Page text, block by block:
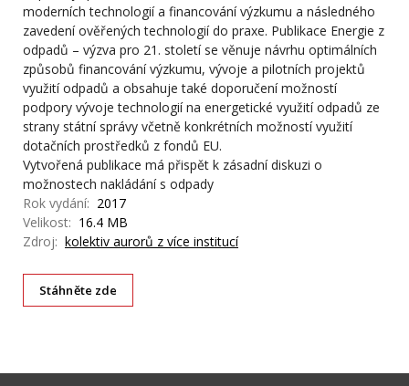
moderních technologií a financování výzkumu a následného
zavedení ověřených technologií do praxe. Publikace Energie z
odpadů – výzva pro 21. století se věnuje návrhu optimálních
způsobů financování výzkumu, vývoje a pilotních projektů
využití odpadů a obsahuje také doporučení možností
podpory vývoje technologií na energetické využití odpadů ze
strany státní správy včetně konkrétních možností využití
dotačních prostředků z fondů EU.
Vytvořená publikace má přispět k zásadní diskuzi o
možnostech nakládání s odpady
Rok vydání: 2017
Velikost: 16.4 MB
Zdroj: kolektiv aurorů z více institucí
Stáhněte zde